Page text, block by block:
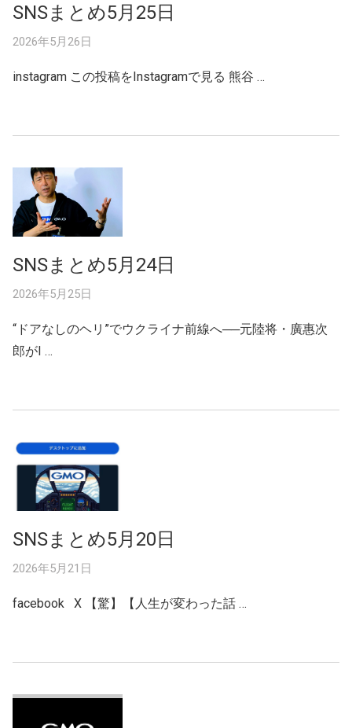
SNSまとめ5月25日
2026年5月26日
instagram この投稿をInstagramで見る 熊谷 …
SNSまとめ5月24日
2026年5月25日
“ドアなしのヘリ”でウクライナ前線へ──元陸将・廣惠次
郎がI …
SNSまとめ5月20日
2026年5月21日
facebook X 【驚】【人生が変わった話 …